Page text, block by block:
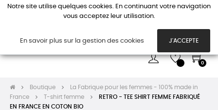
la
0
Boutique
La Fabrique pour les femmes - 100% made in
France
T-shirt femme
RETRO - TEE SHIRT FEMME FABRIQUÉ
EN FRANCE EN COTON BIO
Notre site utilise quelques cookies. En continuant votre navigation
vous acceptez leur utilisation.
En savoir plus sur la gestion des cookies J'ACCEPTE